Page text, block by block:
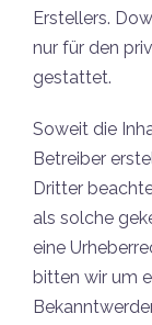
Erstellers.
nur für den
gestattet.
Soweit die
Betreiber
Dritter
als solche
eine
bitten wir um